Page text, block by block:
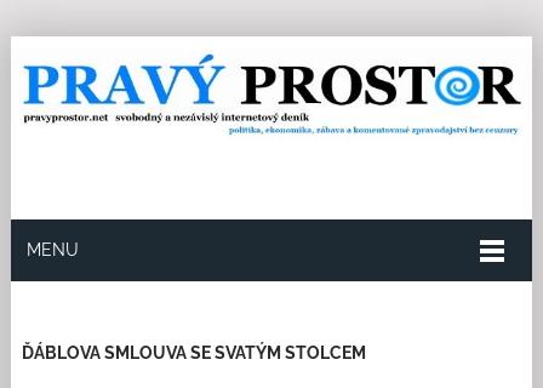
MENU
ĎÁBLOVA SMLOUVA SE SVATÝM STOLCEM